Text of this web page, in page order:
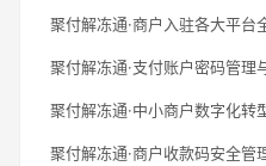
聚付解冻通·商户入驻各大平台
聚付解冻通·支付账户密码管理
聚付解冻通·中小商户数字化转
聚付解冻通·商户收款码安全管